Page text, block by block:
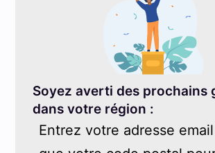
Soyez averti des prochains
dans votre région :
Entrez votre adresse